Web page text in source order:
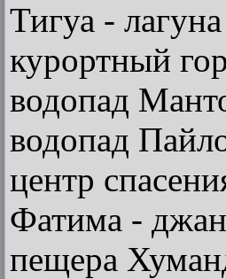
Тигуа -
курортный
водопад
водопад
центр
Фатима -
пещера